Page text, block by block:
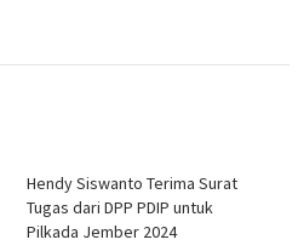
Hendy Siswanto Terima Surat
Tugas dari DPP PDIP untuk
Pilkada Jember 2024